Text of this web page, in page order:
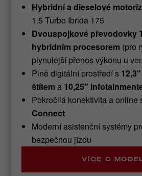
Hybridní a dieselové
1.5 Turbo Ibrida 175
Dvouspojkové převodovky
hybridním procesorem (pro
plynulejší přenos výkonu u
Plně digitální prostředí s
štítem a 10,25"
Pokročilá konektivita a
Connect
Moderní asistenční systémy
bezpečnou jízdu
VÍCE O